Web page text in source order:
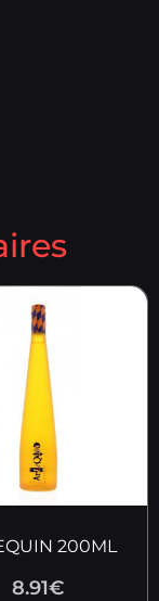
200ML
8.91€